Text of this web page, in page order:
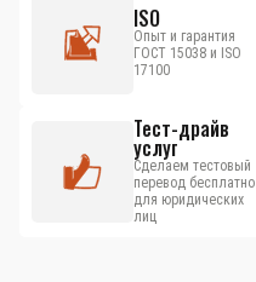
ISO
Опыт и гарантия
ГОСТ 15038 и ISO
17100
Тест-драйв
услуг
Сделаем тестовый
перевод бесплатно
для юридических
лиц